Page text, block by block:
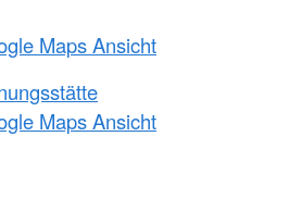
Maps Ansicht
Maps Ansicht